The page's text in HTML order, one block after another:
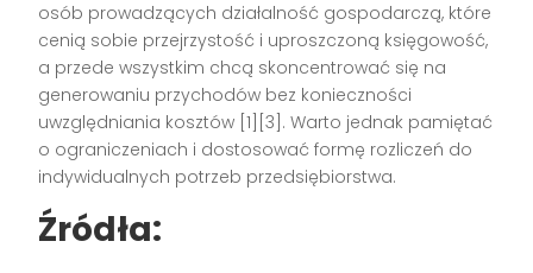
osób prowadzących działalność gospodarczą, które
cenią sobie przejrzystość i uproszczoną księgowość,
a przede wszystkim chcą skoncentrować się na
generowaniu przychodów bez konieczności
uwzględniania kosztów [1][3]. Warto jednak pamiętać
o ograniczeniach i dostosować formę rozliczeń do
indywidualnych potrzeb przedsiębiorstwa.
Źródła: